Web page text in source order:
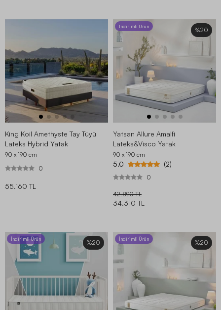
King Koil Amethyste Tay Tüyü
Lateks Hybrid Yatak
90 x 190 cm
0
55.160 TL
%20
İndirimli Ürün
Yatsan Allure Amalfi
Lateks&Visco Yatak
90 x 190 cm
5.0 (2)
0
42.890 TL
34.310 TL
%20
İndirimli Ürün %20
İndirimli Ürün